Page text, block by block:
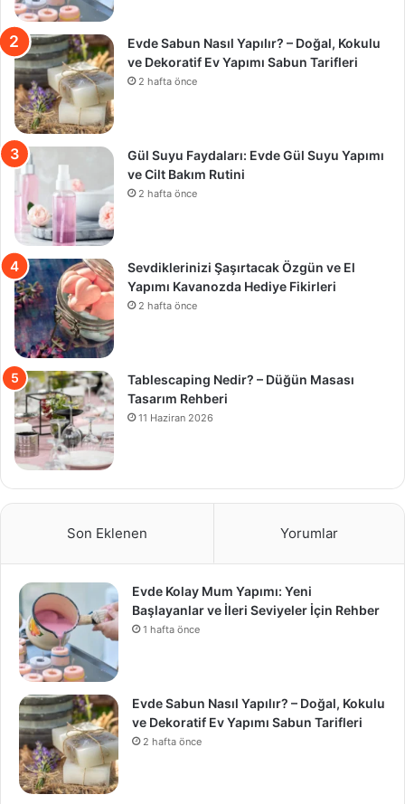
Evde Sabun Nasıl Yapılır? – Doğal, Kokulu
ve Dekoratif Ev Yapımı Sabun Tarifleri
2 hafta önce
Gül Suyu Faydaları: Evde Gül Suyu Yapımı
ve Cilt Bakım Rutini
2 hafta önce
Sevdiklerinizi Şaşırtacak Özgün ve El
Yapımı Kavanozda Hediye Fikirleri
2 hafta önce
Tablescaping Nedir? – Düğün Masası
Tasarım Rehberi
11 Haziran 2026
Son Eklenen Yorumlar
Evde Kolay Mum Yapımı: Yeni
Başlayanlar ve İleri Seviyeler İçin Rehber
1 hafta önce
Evde Sabun Nasıl Yapılır? – Doğal, Kokulu
ve Dekoratif Ev Yapımı Sabun Tarifleri
2 hafta önce